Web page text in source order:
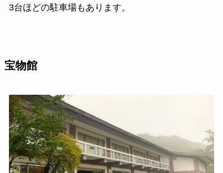
3台ほどの駐車場もあります。
宝物館